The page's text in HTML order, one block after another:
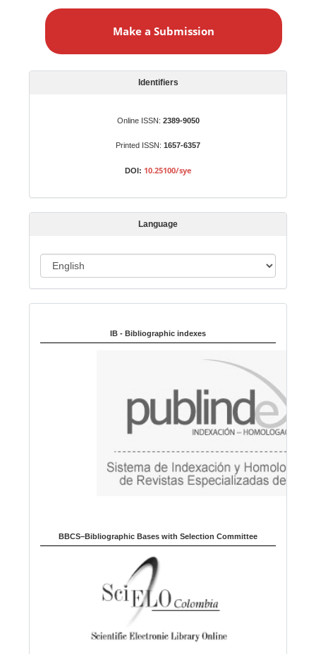
a
i
o
Make a Submission
Identifiers
Online ISSN: 2389-9050
Printed ISSN: 1657-6357
DOI: 10.25100/sye
Language
a
u
IB - Bibliographic indexes
BBCS–Bibliographic Bases with Selection Committee